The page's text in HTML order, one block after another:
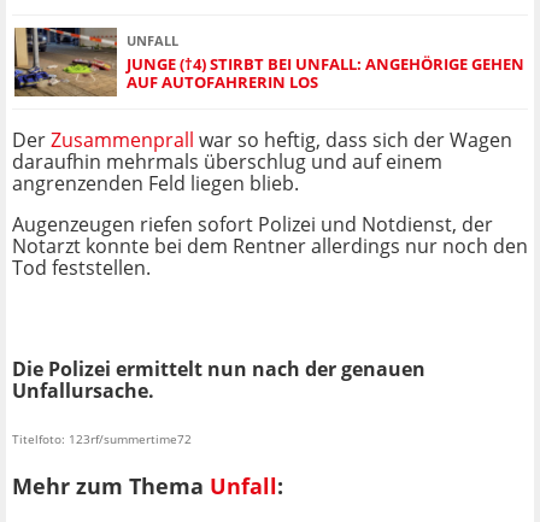
UNFALL
JUNGE (†4) STIRBT BEI UNFALL: ANGEHÖRIGE GEHEN
AUF AUTOFAHRERIN LOS
DerZusammenprall war so heftig, dass sich der Wagen
daraufhin mehrmals überschlug und auf einem
angrenzenden Feld liegen blieb.
Augenzeugen riefen sofort Polizei und Notdienst, der
Notarzt konnte bei dem Rentner allerdings nur noch den
Tod feststellen.
Die Polizei ermittelt nun nach der genauen
Unfallursache.
Titelfoto: 123rf/summertime72
Mehr zum Thema Unfall: